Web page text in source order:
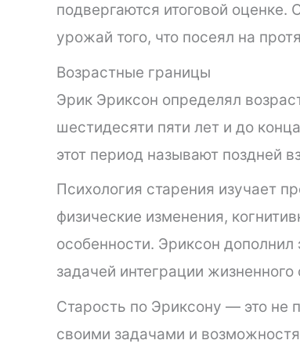
подвергаются итоговой
урожай того, что посеял на
Возрастные границы
Эрик Эриксон определял
шестидесяти пяти лет и до
этот период называют поздней
Психология старения изучает
физические изменения,
особенности. Эриксон
задачей интеграции жизненного
Старость по Эриксону — это не
своими задачами и